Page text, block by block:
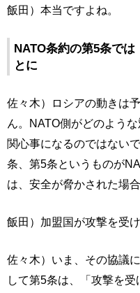
飯田）本当ですよね。
NATO条約の第5条で
とに
佐々木）ロシアの動きは
ん。NATO側がどのよう
関心事になるのではない
条、第5条というものが
は、安全が脅かされた場
飯田）加盟国が攻撃を受
佐々木）いま、その協議
して第5条は、「攻撃を受